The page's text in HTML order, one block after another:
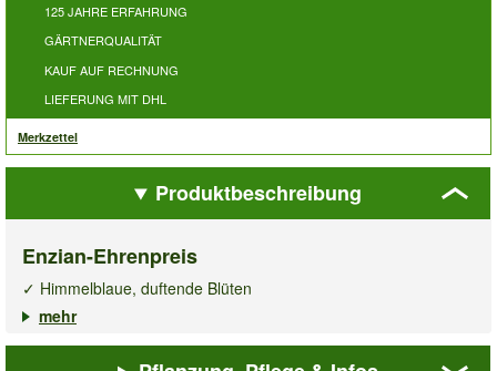
125 JAHRE ERFAHRUNG
GÄRTNERQUALITÄT
KAUF AUF RECHNUNG
LIEFERUNG MIT DHL
Merkzettel
Produktbeschreibung
Enzian-Ehrenpreis
✓ Himmelblaue, duftende Blüten
✓ Pflegeleicht & anspruchslos
mehr